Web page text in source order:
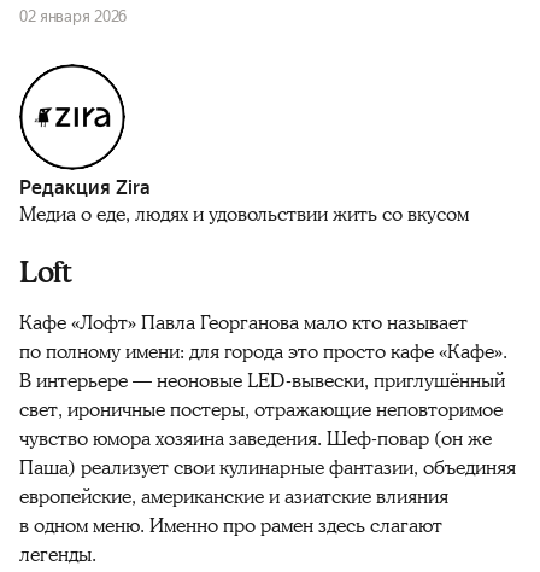
02 января 2026
Редакция Zira
Медиа о еде, людях и удовольствии жить со вкусом
Loft
Кафе «Лофт» Павла Георганова мало кто называет
по полному имени: для города это просто кафе «Кафе».
В интерьере — неоновые LED-вывески, приглушённый
свет, ироничные постеры, отражающие неповторимое
чувство юмора хозяина заведения. Шеф-повар (он же
Паша) реализует свои кулинарные фантазии, объединяя
европейские, американские и азиатские влияния
в одном меню. Именно про рамен здесь слагают
легенды.